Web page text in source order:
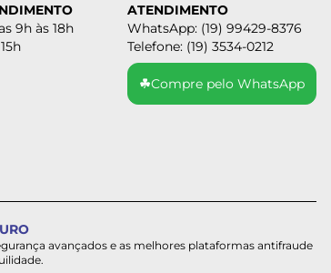
9h às 18h
ATENDIMENTO
WhatsApp: (19) 99429-8376
Telefone: (19) 3534-0212
☘Compre pelo WhatsApp
avançados e as melhores plataformas antifraude